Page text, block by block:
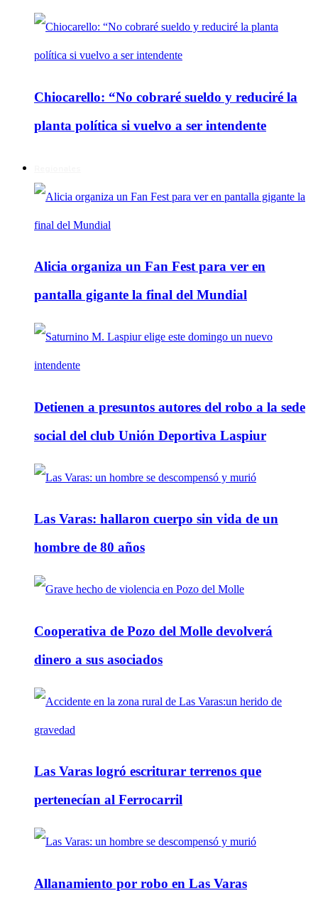
Chiocarello: “No cobraré sueldo y reduciré la
planta política si vuelvo a ser intendente
Alicia organiza un Fan Fest para ver en
pantalla gigante la final del Mundial
Detienen a presuntos autores del robo a la sede
social del club Unión Deportiva Laspiur
Las Varas: hallaron cuerpo sin vida de un
hombre de 80 años
Cooperativa de Pozo del Molle devolverá
dinero a sus asociados
Las Varas logró escriturar terrenos que
pertenecían al Ferrocarril
Allanamiento por robo en Las Varas